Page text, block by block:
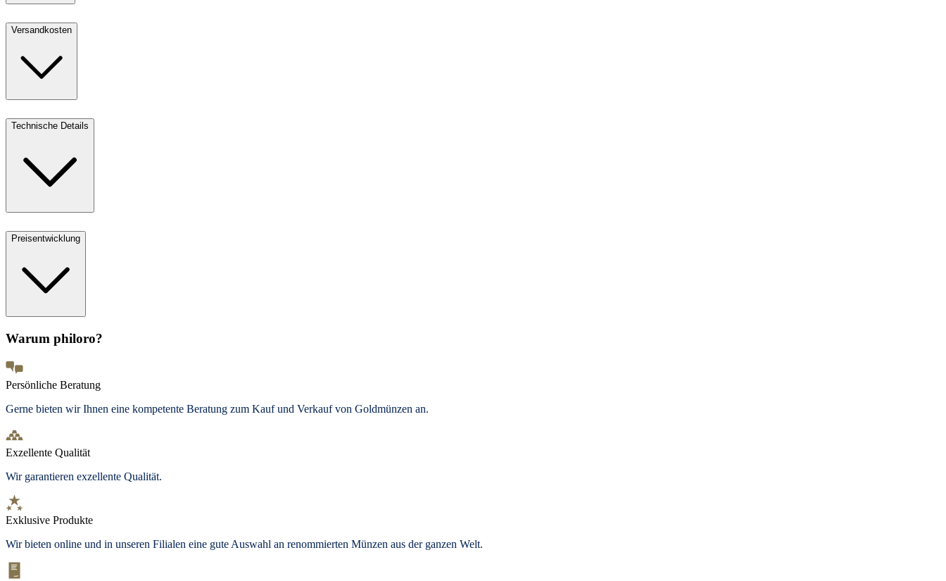
Versandkosten
Technische Details
Preisentwicklung
Warum philoro?
Persönliche Beratung
Gerne bieten wir Ihnen eine kompetente Beratung zum Kauf und Verkauf von Goldmünzen an.
Exzellente Qualität
Wir garantieren exzellente Qualität.
Exklusive Produkte
Wir bieten online und in unseren Filialen eine gute Auswahl an renommierten Münzen aus der ganzen Welt.